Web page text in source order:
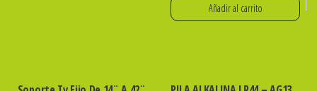
Añadir al carrito